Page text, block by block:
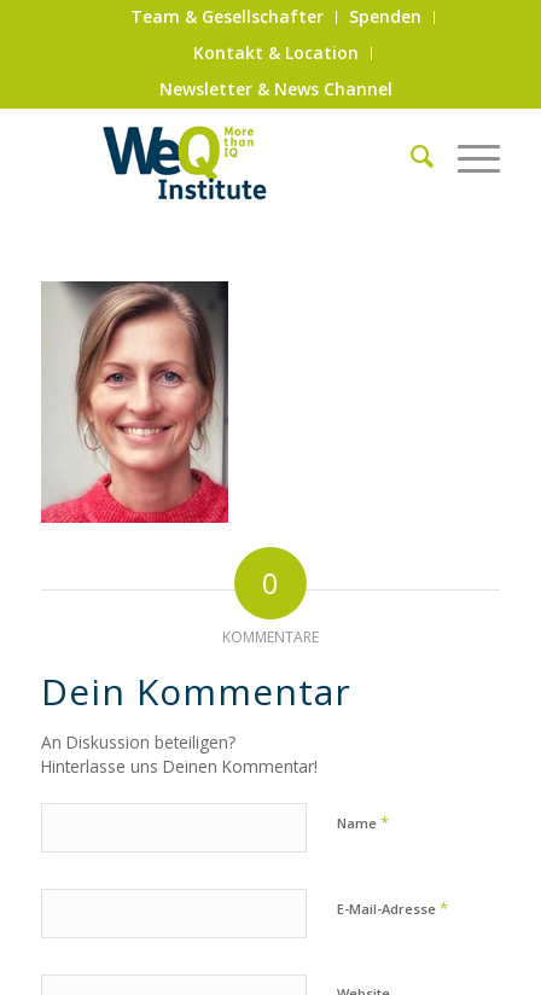
Team & Gesellschafter
Spenden
Kontakt & Location
Newsletter & News Channel
0
KOMMENTARE
Dein Kommentar
An Diskussion beteiligen?
Hinterlasse uns Deinen Kommentar!
Name *
E-Mail-Adresse *